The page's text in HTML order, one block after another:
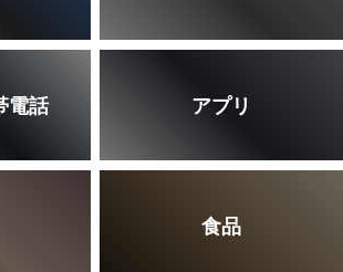
電話 アプリ
食品